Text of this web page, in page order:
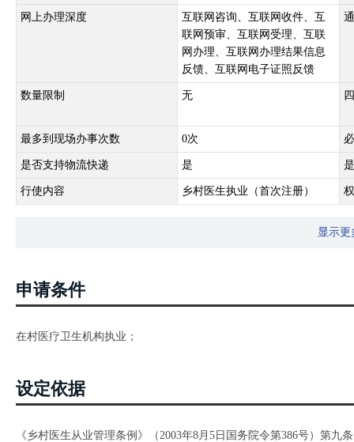
网上办理深度
互联网咨询、互联网收件、互
联网预审、互联网受理、互联
网办理、互联网办理结果信息
反馈、互联网电子证照反馈
数量限制 无
最多到现场办事次数 0次
是否支持物流快递 是
行使内容 乡村医生执业（首次注册）
显示更
申请条件
在村医疗卫生机构执业；
设定依据
《乡村医生从业管理条例》（2003年8月5日国务院令第386号）第